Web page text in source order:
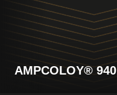
AMPCOLOY® 940